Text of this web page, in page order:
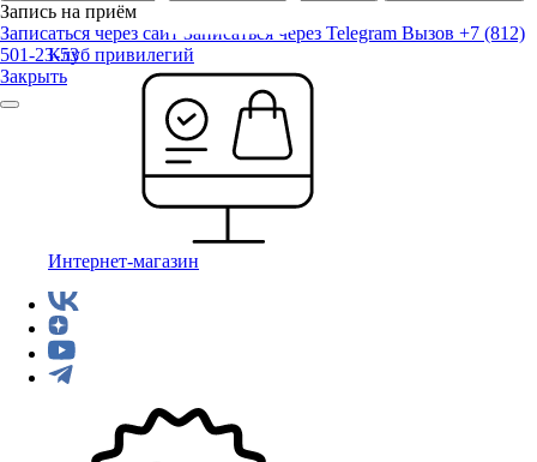
Запись на приём
Записаться через сайт Записаться через Telegram Вызов +7 (812)
501-23-53
Закрыть
Клуб привилегий
Интернет-магазин